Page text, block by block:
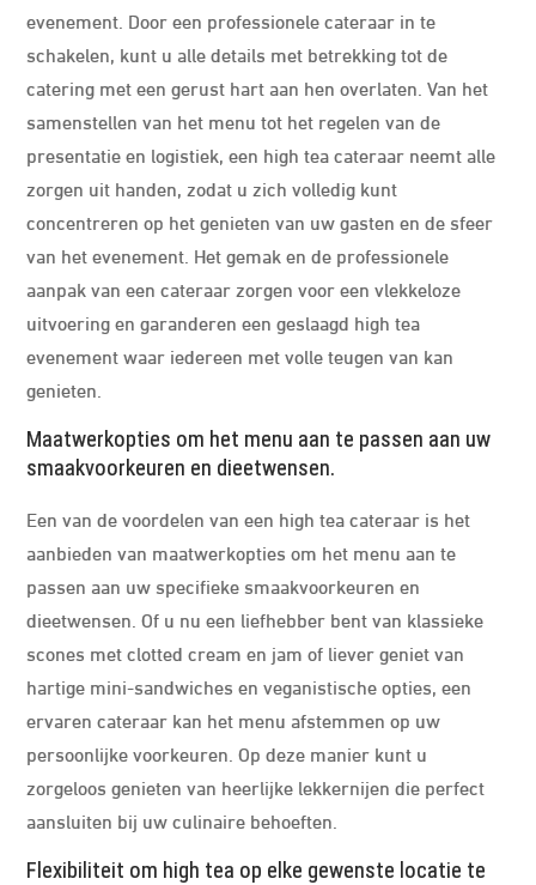
evenement. Door een professionele cateraar in te
schakelen, kunt u alle details met betrekking tot de
catering met een gerust hart aan hen overlaten. Van het
samenstellen van het menu tot het regelen van de
presentatie en logistiek, een high tea cateraar neemt alle
zorgen uit handen, zodat u zich volledig kunt
concentreren op het genieten van uw gasten en de sfeer
van het evenement. Het gemak en de professionele
aanpak van een cateraar zorgen voor een vlekkeloze
uitvoering en garanderen een geslaagd high tea
evenement waar iedereen met volle teugen van kan
genieten.
Maatwerkopties om het menu aan te passen aan uw
smaakvoorkeuren en dieetwensen.
Een van de voordelen van een high tea cateraar is het
aanbieden van maatwerkopties om het menu aan te
passen aan uw specifieke smaakvoorkeuren en
dieetwensen. Of u nu een liefhebber bent van klassieke
scones met clotted cream en jam of liever geniet van
hartige mini-sandwiches en veganistische opties, een
ervaren cateraar kan het menu afstemmen op uw
persoonlijke voorkeuren. Op deze manier kunt u
zorgeloos genieten van heerlijke lekkernijen die perfect
aansluiten bij uw culinaire behoeften.
Flexibiliteit om high tea op elke gewenste locatie te